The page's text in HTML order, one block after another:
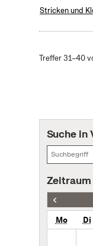
Stricken und
Treffer 31–40
Suche in
Mo Di